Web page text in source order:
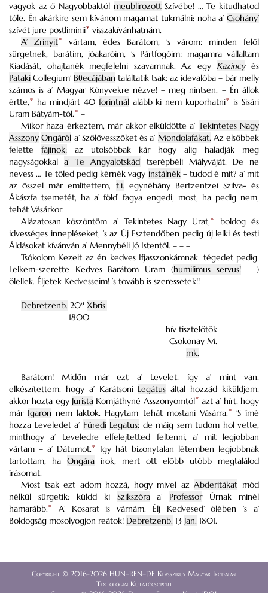
vagyok az ő Nagyobbaktól meublirozottSzívébe! … Te kitudhatod
tőle. Én akárkire sem kívánom magamat tukmálni: noha a’ Csohány’
szívét jure postliminii* visszakívánhatnám.
A’ Zrinyit*
vártam, édes Barátom, ’s várom: minden felől
sürgetnek, barátim, jóakaróim, ’s Pártfogóim: magamra vállaltam
Kiadását, ohajtanék megfelelni szavamnak. Az egy Kazincyés
Pataki Collegium’ Bθecájában találtatik tsak: az idevalóba – bár melly
számos is a’ Magyar Könyvekre nézve! – meg nintsen. – Én állok
értte,* ha mindjárt 40 forintnálalább ki nem kuporhatni*
is Sisári
Uram Bátyám-tól.* –
Mikor haza érkeztem, már akkor elküldötte a’ Tekintetes Nagy
Asszony Ongáról a’ Szőlővesszőket és a’ Mondolafákat. Az elsőbbek
felette fájinok; az utolsóbbak kár hogy alig haladják meg
nagyságokkal a’ Te Angyalotskád’tserépbéli Mályváját. De ne
nevess … Te tőled pedig kérnék vagy instálnék– tudod é mit? a’ mit
az ősszel már említettem, t.i. egynéhány Bertzentzei Szilva- és
Ákászfa tsemetét, ha a’ föld’ fagya engedi, most, ha pedig nem,
tehát Vásárkor.
Alázatosan köszöntöm a’ Tekintetes Nagy Urat,*
boldog és
idvességes innepléseket, ’s az Új Esztendőben pedig új lelki és testi
Áldásokat kívánván a’ Mennybéli Jó Istentől. – – –
Tsókolom Kezeit az én kedves Ifjasszonkámnak, tégedet pedig,
Lelkem-szerette Kedves Barátom Uram (humilimus servus!– )
ölellek. Éljetek Kedvesseim! ’s tovább is szeressetek!!
Debretzenb. 20a Xbris.
1800.
hív tisztelőtök
Csokonay M.
mk.
Barátom! Midőn már ezt a’ Levelet, így a’ mint van,
elkészítettem, hogy a’ Karátsoni Legátus által hozzád kiküldjem,
akkor hozta egy Jurista Komjáthyné Asszonyomtól* azt a’ hírt, hogy
már Igaron nem laktok. Hagytam tehát mostani Vásárra.*
’S ímé
hozza Leveledet a’ Füredi Legatus: de máig sem tudom hol vette,
minthogy a’ Leveledre elfelejtetted feltenni, a’ mit legjobban
vártam – a’ Dátumot.*
Igy hát bizonytalan létemben legjobbnak
tartottam, ha Ongára írok, mert ott előbb utóbb megtalálod
írásomat.
Most tsak ezt adom hozzá, hogy mivel azAbderitákat mód
nélkűl sürgetik: küldd ki Szikszóraa’ ProfessorÚrnak minél
hamarább.*
A’ Kosarat is várnám. Élj Kedvesed’ ölében ’s a’
Boldogság mosolyogjon reátok! Debretzenb. 13 Jan. 1801.
Copyright © 2016-2026 HUN–REN–DE Klasszikus Magyar Irodalmi
Textológiai Kutatócsoport